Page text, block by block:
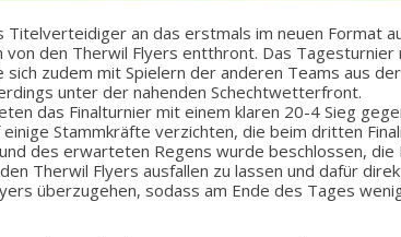
Titelverteidiger an das erstmals im neuen Format
von den Therwil Flyers entthront. Das
sich zudem mit Spielern der anderen Teams aus
unter der nahenden Schechtwetterfront.
das Finalturnier mit einem klaren 20-4 Sieg
Stammkräfte verzichten, die beim dritten
des erwarteten Regens wurde beschlossen, die
Therwil Flyers ausfallen zu lassen und dafür
überzugehen, sodass am Ende des Tages